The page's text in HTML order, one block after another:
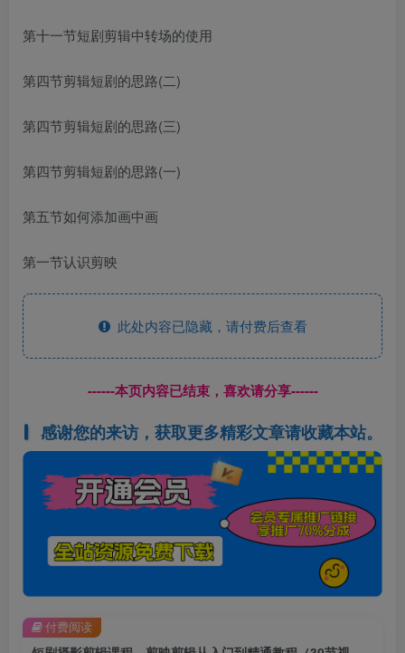
第十一节短剧剪辑中转场的使用
第四节剪辑短剧的思路(二)
第四节剪辑短剧的思路(三)
第四节剪辑短剧的思路(一)
第五节如何添加画中画
第一节认识剪映
此处内容已隐藏，请付费后查看
------本页内容已结束，喜欢请分享------
感谢您的来访，获取更多精彩文章请收藏本站。
付费阅读